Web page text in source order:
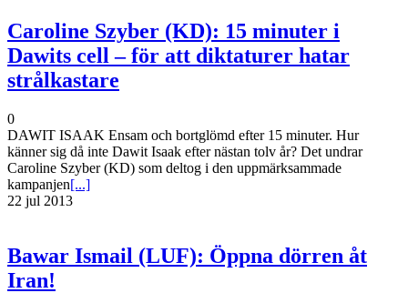
Caroline Szyber (KD): 15 minuter i
Dawits cell – för att diktaturer hatar
strålkastare
0
DAWIT ISAAK Ensam och bortglömd efter 15 minuter. Hur
känner sig då inte Dawit Isaak efter nästan tolv år? Det undrar
Caroline Szyber (KD) som deltog i den uppmärksammade
kampanjen[...]
22 jul 2013
Bawar Ismail (LUF): Öppna dörren åt
Iran!